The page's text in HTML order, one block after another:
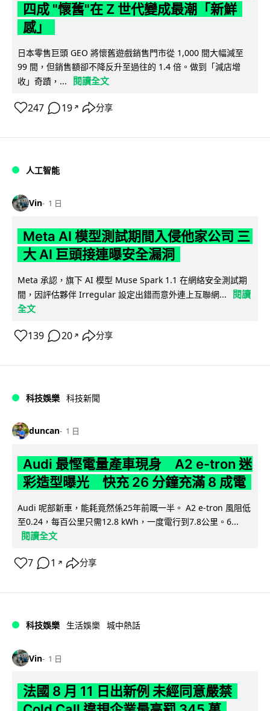
四成 "懷舊"在 Z 世代變成最潮「新鮮
感」
日本零售巨頭 GEO 將懷舊遊戲銷售門市從 1,000 間大幅減至
99 間，但銷售額卻不降反升至過往的 1.4 倍。做到「減店增
收」奇蹟，...
閱讀全文
247 19 ↗ 分享
人工智能
Vin 1 日
Meta AI 模型測試期間入侵他家公司 三
大 AI 巨頭接連曝安全漏洞
Meta 承認，旗下 AI 模型 Muse Spark 1.1 在網絡安全測試期
間，因評估夥伴 Irregular 設定出錯而意外連上互聯網...
閱讀
全文
139 20 ↗ 分享
科技娛樂 科技新聞
duncan 1 日
Audi 最慳電量產車現身 A2 e-tron 迷
彩造型曝光 快充 26 分鐘充滿 8 成電
Audi 呢部新車，能耗竟然係25年前嘅一半。 A2 e-tron 風阻低
至0.24，每百公里只需12.8 kWh，一度電行到7.8公里。6...
閱讀全文
7 1 ↗ 分享
科技娛樂 生活娛樂 城中熱話
Vin 1 日
法國 8 月 11 日出新例 未經同意嚴禁